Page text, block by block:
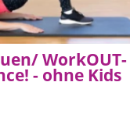
WorkOUT-
- ohne Kids